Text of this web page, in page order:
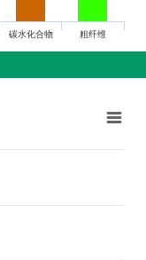
碳水化合物 粗纤维